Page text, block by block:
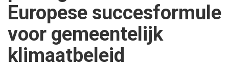
Europese succesformule
voor gemeentelijk
klimaatbeleid